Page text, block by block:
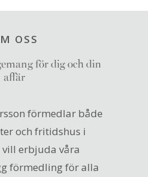
OSS
för dig och din
affär
förmedlar både
och fritidshus i
vill erbjuda våra
förmedling för alla